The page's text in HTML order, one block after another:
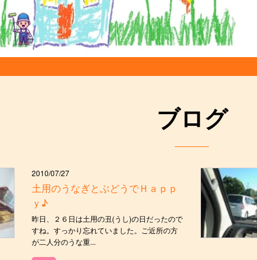
ブログ
2010/07/27
土用のうなぎとぶどうでＨａｐｐ
ｙ♪
昨日、２６日は土用の丑(うし)の日だったので
すね。すっかり忘れていました。ご近所の方
が二人分のうな重...